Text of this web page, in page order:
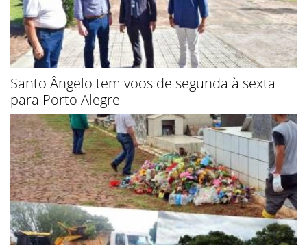
Santo Ângelo tem voos de segunda à sexta
para Porto Alegre